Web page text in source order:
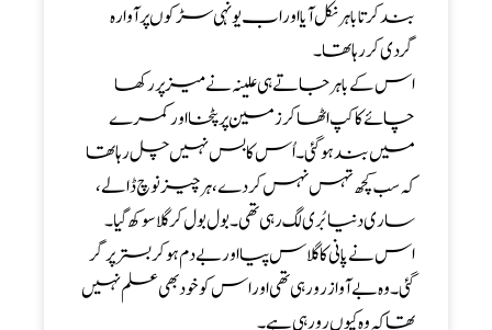
بند کرتا باہر نکل آیا اور اب یونہی سڑکوں پر آوارہ
گردی کر رہا تھا ۔
اس کے باہر جاتے ہی علینہ نے میز پر رکھا
چائے کا کپ اٹھا کر زمین پر پٹخا اور کمرے
میں بند ہو گئی ۔ اُس کا بس نہیں چل رہا تھا
کہ سب کچھ تہس نہس کر دے ، ہر چیز نوچ ڈالے ،
ساری دنیا بُری لگ رہی تھی۔ بول بول کر گلا سوکھ گیا ۔
اس نے پانی کا گلاس پیا اور بے دم ہو کر بستر پر گر
گئی ۔ وہ بے آواز رو رہی تھی اور اس کو خود بھی علم نہیں
تھا کہ وہ کیوں رو رہی ہے ۔